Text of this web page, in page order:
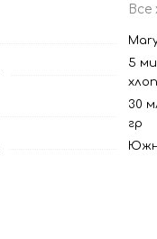
5
30
гр